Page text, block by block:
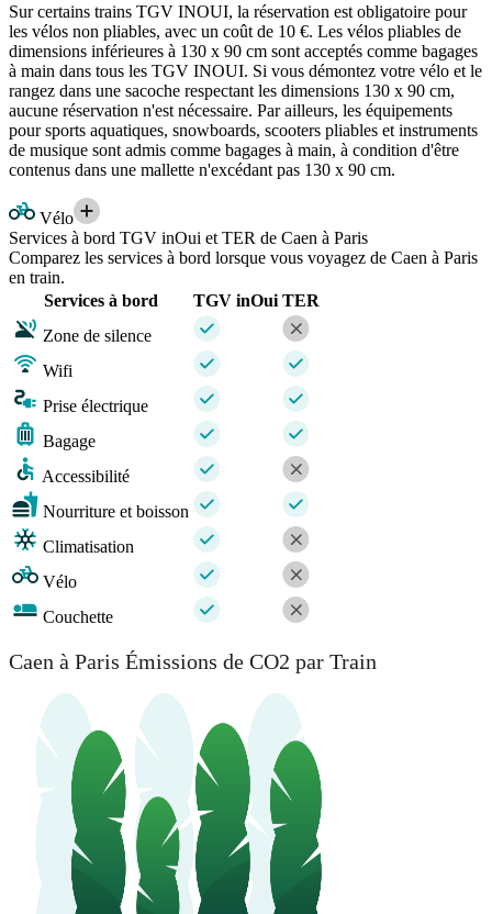
Sur certains trains TGV INOUI, la réservation est obligatoire pour
les vélos non pliables, avec un coût de 10 €. Les vélos pliables de
dimensions inférieures à 130 x 90 cm sont acceptés comme bagages
à main dans tous les TGV INOUI. Si vous démontez votre vélo et le
rangez dans une sacoche respectant les dimensions 130 x 90 cm,
aucune réservation n'est nécessaire. Par ailleurs, les équipements
pour sports aquatiques, snowboards, scooters pliables et instruments
de musique sont admis comme bagages à main, à condition d'être
contenus dans une mallette n'excédant pas 130 x 90 cm.
Vélo
Services à bord TGV inOui et TER de Caen à Paris
Comparez les services à bord lorsque vous voyagez de Caen à Paris
en train.
Services à bord
TGV inOui TER
Zone de silence
Wifi
Prise électrique
Bagage
Accessibilité
Nourriture et boisson
Climatisation
Vélo
Couchette
Caen à Paris Émissions de CO2 par Train